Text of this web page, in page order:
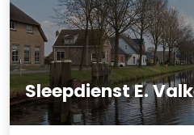
Sleepdienst E.